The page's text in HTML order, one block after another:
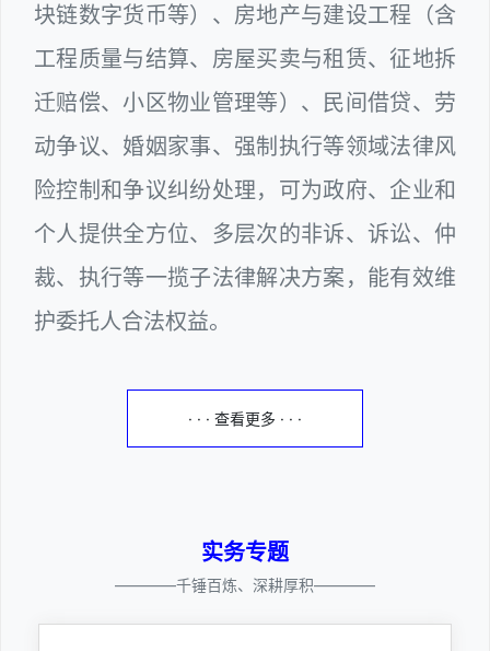
块链数字货币等）、房地产与建设工程（含
工程质量与结算、房屋买卖与租赁、征地拆
迁赔偿、小区物业管理等）、民间借贷、劳
动争议、婚姻家事、强制执行等领域法律风
险控制和争议纠纷处理，可为政府、企业和
个人提供全方位、多层次的非诉、诉讼、仲
裁、执行等一揽子法律解决方案，能有效维
护委托人合法权益。
· · · 查看更多 · · ·
实务专题
————千锤百炼、深耕厚积————